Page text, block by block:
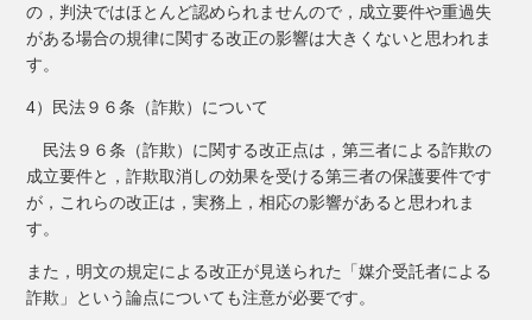
の，判決ではほとんど認められませんので，成立要件や重過失
がある場合の規律に関する改正の影響は大きくないと思われま
す。
4）民法９６条（詐欺）について
民法９６条（詐欺）に関する改正点は，第三者による詐欺の
成立要件と，詐欺取消しの効果を受ける第三者の保護要件です
が，これらの改正は，実務上，相応の影響があると思われま
す。
また，明文の規定による改正が見送られた「媒介受託者による
詐欺」という論点についても注意が必要です。